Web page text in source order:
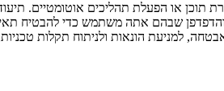
תוכן או הפעלת תהליכים אוטומטיים.
שבהם אתה משתמש כדי להבטיח